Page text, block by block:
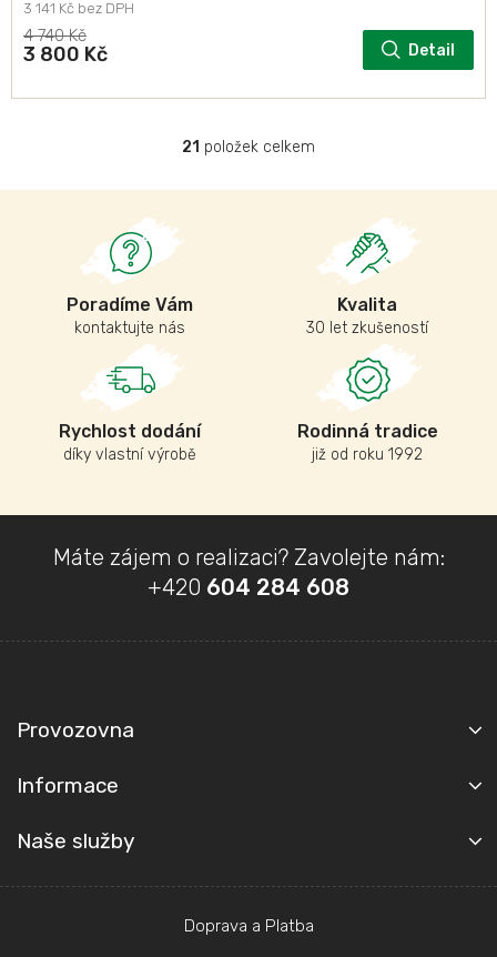
3 141 Kč bez DPH
4 740 Kč
3 800 Kč Detail
O
l
s
21 položek celkem
Poradíme Vám
kontaktujte nás
Kvalita
30 let zkušeností
Rychlost dodání
díky vlastní výrobě
Rodinná tradice
již od roku 1992
a
Máte zájem o realizaci? Zavolejte nám:
+420 604 284 608
Provozovna
Informace
Naše služby
Doprava a Platba